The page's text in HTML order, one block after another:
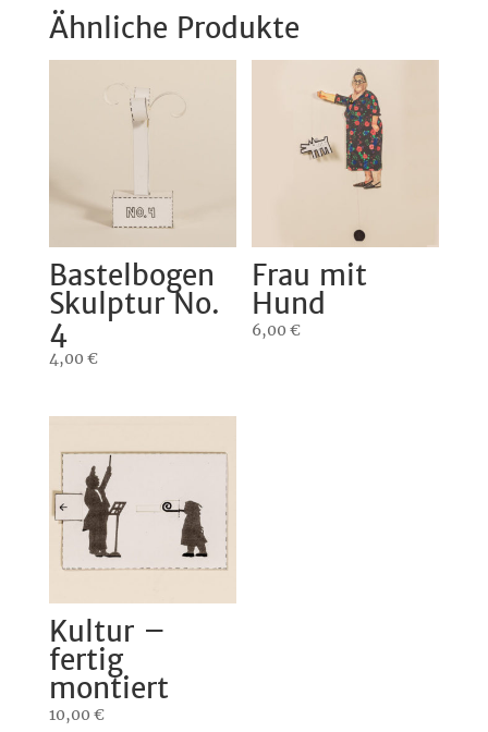
Ähnliche Produkte
Bastelbogen
Skulptur No.
4
4,00 €
Frau mit
Hund
6,00€
Kultur –
fertig
montiert
10,00 €